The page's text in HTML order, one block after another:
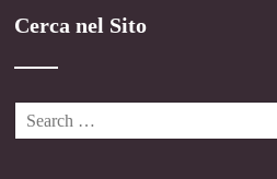
Cerca nel Sito